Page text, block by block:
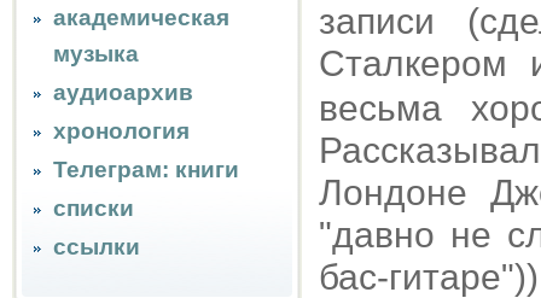
академическая
музыка
аудиоархив
хронология
Телеграм: книги
списки
ссылки
записи
весьма
Лондоне
"давно не
бас-